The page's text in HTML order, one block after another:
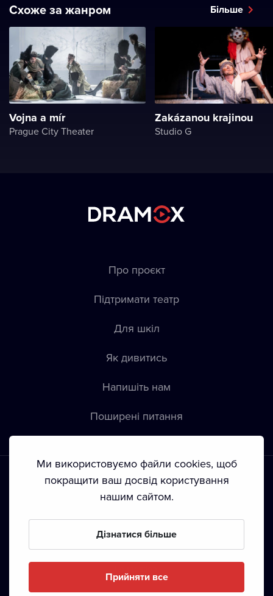
Схоже за жанром Більше
Vojna a mír
Prague City Theater
Zakázanou krajinou
Studio G
Про проєкт
Підтримати театр
Для шкіл
Як дивитись
Напишіть нам
Пoширені питання
Положення й умови • Конфіденційність • Автoрські права
Ми використовуємо файли cookies, щоб
покращити ваш досвід користування
нашим сайтом.
Дізнатися більше
Прийняти все